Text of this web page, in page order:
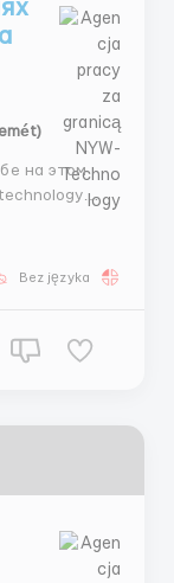
на этом
молодых
Bez języka